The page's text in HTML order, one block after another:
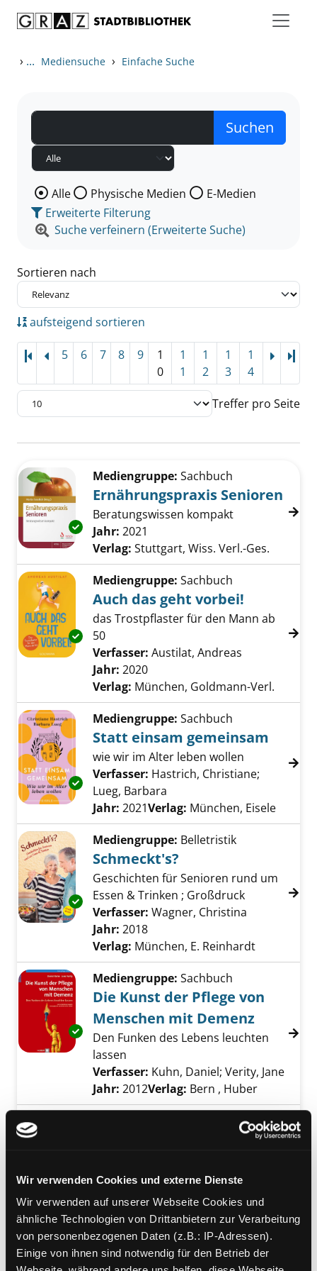
Wir verwenden Cookies und externe Dienste
Wir verwenden auf unserer Webseite Cookies und
ähnliche Technologien von Drittanbietern zur Verarbeitung
von personenbezogenen Daten (z.B.: IP-Adressen).
Einige von ihnen sind notwendig für den Betrieb der
› ... Mediensuche › Einfache Suche
Wählen Sie die Medienart nach der Sie suchen wollen.
Alle Physische Medien
E-Medien
Erweiterte Filterung
Suche verfeinern (Erweiterte Suche)
Sortieren nach
aufsteigend sortieren
5 6 7 8 9
1
0
1
1
1
2
1
3
1
4
Treffer pro Seite
Zu den Suchfiltern springen
Exemplar-Details von Ernährungspraxis
Mediengruppe: Sachbuch
Ernährungspraxis Senioren
Beratungswissen kompakt
Suche nach diesem Verfasser
Jahr: 2021
Verlag: Stuttgart, Wiss. Verl.-Ges.
Exemplar-Details von Auch das geht vorbei!
Mediengruppe: Sachbuch
Auch das geht vorbei!
das Trostpflaster für den Mann ab
50
Verfasser: Austilat, Andreas
Jahr: 2020
Verlag: München, Goldmann-Verl.
Exemplar-Details von Statt einsam
Mediengruppe: Sachbuch
Statt einsam gemeinsam
wie wir im Alter leben wollen
Verfasser: Hastrich, Christiane;
Lueg, Barbara
Jahr: 2021Verlag: München, Eisele
Exemplar-Details von Schmeckt's? anzeigen
Mediengruppe: Belletristik
Schmeckt's?
Geschichten für Senioren rund um
Essen & Trinken ; Großdruck
Verfasser: Wagner, Christina
Jahr: 2018
Verlag: München, E. Reinhardt
Exemplar-Details von Die Kunst der Pflege
Mediengruppe: Sachbuch
Die Kunst der Pflege von
Menschen mit Demenz
Den Funken des Lebens leuchten
lassen
Verfasser: Kuhn, Daniel; Verity, Jane
Jahr: 2012Verlag: Bern , Huber
Exemplar-Details von Das Beste, das uns je
Roman
Verfasser: Haran, MaeveSuche nach
Jahr:2020
Verlag:München, Blanvalet-Verl.
Mediengruppe: Sachbuch